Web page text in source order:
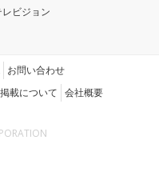
レビジョン
お問い合わせ
載について 会社概要